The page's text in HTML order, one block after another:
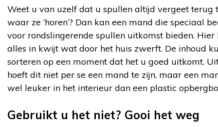
Weet u van uzelf dat u spullen altijd vergeet terug
waar ze ‘horen’? Dan kan een mand die speciaal
voor rondslingerende spullen uitkomst bieden. Hier
alles in kwijt wat door het huis zwerft. De inhoud
sorteren op een moment dat het u goed uitkomt.
hoeft dit niet per se een mand te zijn, maar een
wel leuker in het interieur dan een plastic
Gebruikt u het niet? Gooi het weg